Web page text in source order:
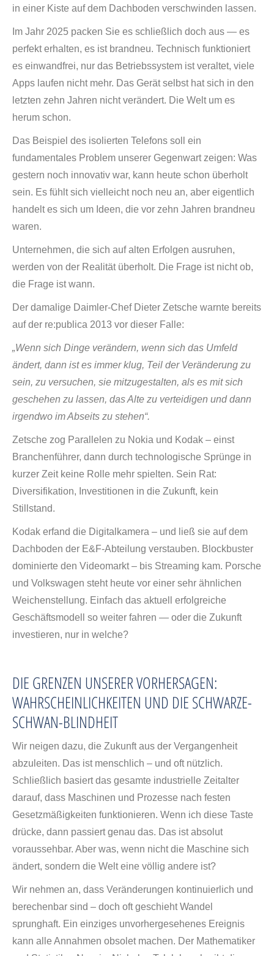
in einer Kiste auf dem Dachboden verschwinden lassen.
Im Jahr 2025 packen Sie es schließlich doch aus — es
perfekt erhalten, es ist brandneu. Technisch funktioniert
es einwandfrei, nur das Betriebssystem ist veraltet, viele
Apps laufen nicht mehr. Das Gerät selbst hat sich in den
letzten zehn Jahren nicht verändert. Die Welt um es
herum schon.
Das Beispiel des isolierten Telefons soll ein
fundamentales Problem unserer Gegenwart zeigen: Was
gestern noch innovativ war, kann heute schon überholt
sein. Es fühlt sich vielleicht noch neu an, aber eigentlich
handelt es sich um Ideen, die vor zehn Jahren brandneu
waren.
Unternehmen, die sich auf alten Erfolgen ausruhen,
werden von der Realität überholt. Die Frage ist nicht ob,
die Frage ist wann.
Der damalige Daimler-Chef Dieter Zetsche warnte bereits
auf der re:publica 2013 vor dieser Falle:
„Wenn sich Dinge verändern, wenn sich das Umfeld
ändert, dann ist es immer klug, Teil der Veränderung zu
sein, zu versuchen, sie mitzugestalten, als es mit sich
geschehen zu lassen, das Alte zu verteidigen und dann
irgendwo im Abseits zu stehen“.
Zetsche zog Parallelen zu Nokia und Kodak – einst
Branchenführer, dann durch technologische Sprünge in
kurzer Zeit keine Rolle mehr spielten. Sein Rat:
Diversifikation, Investitionen in die Zukunft, kein
Stillstand.
Kodak erfand die Digitalkamera – und ließ sie auf dem
Dachboden der E&F-Abteilung verstauben. Blockbuster
dominierte den Videomarkt – bis Streaming kam. Porsche
und Volkswagen steht heute vor einer sehr ähnlichen
Weichenstellung. Einfach das aktuell erfolgreiche
Geschäftsmodell so weiter fahren — oder die Zukunft
investieren, nur in welche?
DIE GRENZEN UNSERER VORHERSAGEN:
WAHRSCHEINLICHKEITEN UND DIE SCHWARZE-
SCHWAN-BLINDHEIT
Wir neigen dazu, die Zukunft aus der Vergangenheit
abzuleiten. Das ist menschlich – und oft nützlich.
Schließlich basiert das gesamte industrielle Zeitalter
darauf, dass Maschinen und Prozesse nach festen
Gesetzmäßigkeiten funktionieren. Wenn ich diese Taste
drücke, dann passiert genau das. Das ist absolut
voraussehbar. Aber was, wenn nicht die Maschine sich
ändert, sondern die Welt eine völlig andere ist?
Wir nehmen an, dass Veränderungen kontinuierlich und
berechenbar sind – doch oft geschieht Wandel
sprunghaft. Ein einziges unvorhergesehenes Ereignis
kann alle Annahmen obsolet machen. Der Mathematiker